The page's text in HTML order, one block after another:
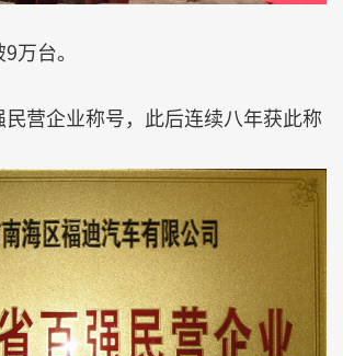
万台。
民营企业称号，此后连续八年获此称